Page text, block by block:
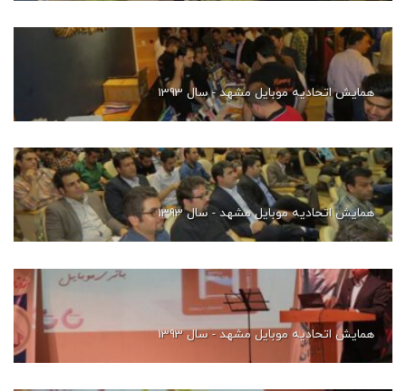
همایش اتحادیه موبایل مشهد - سال 1393
همایش اتحادیه موبایل مشهد - سال 1393
همایش اتحادیه موبایل مشهد - سال 1393